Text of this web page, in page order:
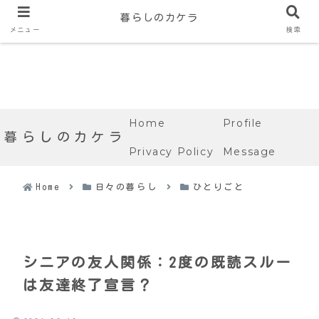
暮らしのカケラ
Home Profile
Privacy Policy Message
Home 日々の暮らし ひとりごと
シニアの友人関係：2度の既読スルー
は友達終了宣言？
メニュー
暮らしのカケラ
検索